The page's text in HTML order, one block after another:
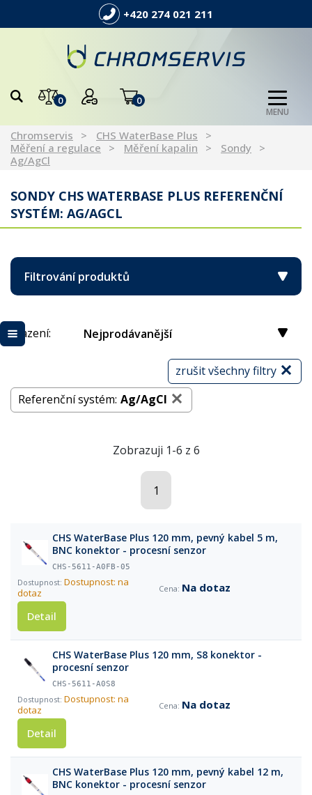
+420 274 021 211
0 0
MENU
Chromservis
CHS WaterBase Plus
Měření a regulace
Měření kapalin
Sondy
Ag/AgCl
SONDY CHS WATERBASE PLUS REFERENČNÍ
SYSTÉM: AG/AGCL
Filtrování produktů
Řazení: Nejprodávanější
zrušit všechny filtry
Referenční systém: Ag/AgCl
Zobrazuji 1-6 z 6
1
CHS WaterBase Plus 120 mm, pevný kabel 5 m,
BNC konektor - procesní senzor
CHS-5611-A0FB-05
Dostupnost: na
dotaz
Na dotaz
Detail
CHS WaterBase Plus 120 mm, S8 konektor -
procesní senzor
CHS-5611-A0S8
Dostupnost: na
dotaz
Na dotaz
Detail
CHS WaterBase Plus 120 mm, pevný kabel 12 m,
BNC konektor - procesní senzor